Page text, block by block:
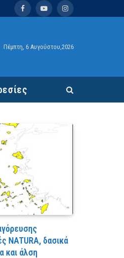
FacebookYouTubeInstagram
Πέμπτη, 6 Αυγούστου,2026
NATURA, δασικά
και άλση